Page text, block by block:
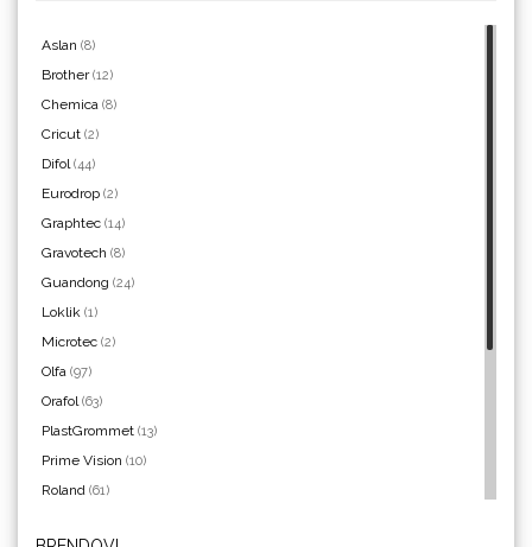
Aslan (8)
Brother(12)
Chemica (8)
Cricut (2)
Difol(44)
Eurodrop (2)
Graphtec (14)
Gravotech (8)
Guandong (24)
Loklik (1)
Microtec (2)
Olfa (97)
Orafol(63)
PlastGrommet (13)
Prime Vision (10)
Roland (61)